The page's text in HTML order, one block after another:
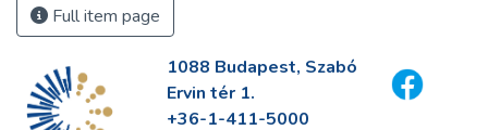
Full item page
1088 Budapest, Szabó
Ervin tér 1.
+36-1-411-5000